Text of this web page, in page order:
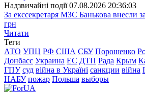
Надзвичайні події 07.08.2026 20:36:03
За екссекретаря МЗС Банькова внесли
грн
Читати
Теги
АТО УПЦ РФ США СБУ Порошенко
Донбасс Украина ЕС ДТП Рада Крым
ГПУ суд війна в Україні санкции війна
НАБУ пожар Польша выборы